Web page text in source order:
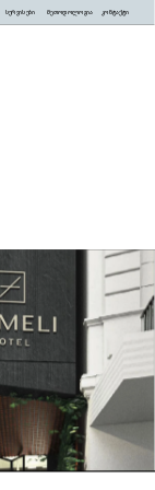
სერვისები კონტაქტი
მეთოდოლოგია